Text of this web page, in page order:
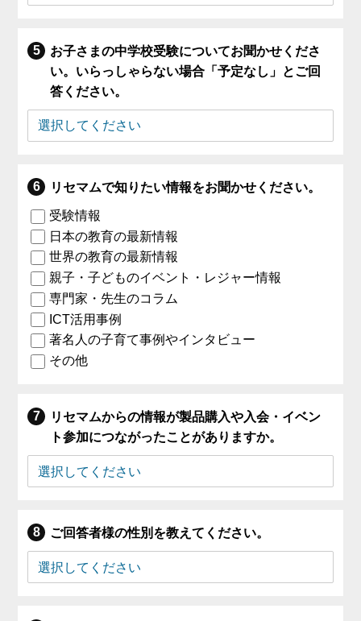
お子さまの中学校受験についてお聞かせくださ
い。いらっしゃらない場合「予定なし」とご回
答ください。
リセマムで知りたい情報をお聞かせください。
受験情報
日本の教育の最新情報
世界の教育の最新情報
親子・子どものイベント・レジャー情報
専門家・先生のコラム
ICT活用事例
著名人の子育て事例やインタビュー
その他
リセマムからの情報が製品購入や入会・イベン
ト参加につながったことがありますか。
ご回答者様の性別を教えてください。